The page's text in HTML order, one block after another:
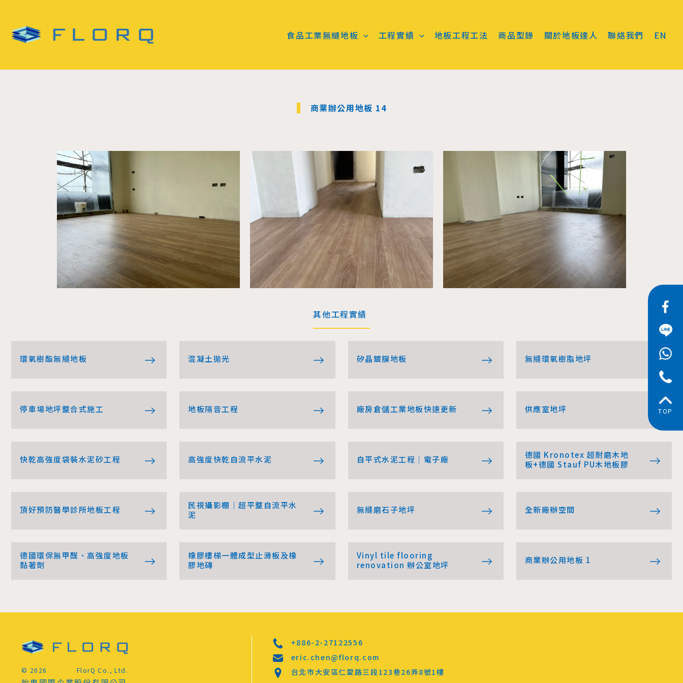
食品工業無縫地板 工程實績 地板工程工法 商品型錄 關於地板達人 聯絡我們 EN
TOP
商業辦公用地板 14
其他工程實績
環氧樹酯無縫地板 混凝土拋光 矽晶鍍膜地板 無縫環氧樹脂地坪
停車場地坪整合式施工 地板隔音工程 廠房倉儲工業地板快速更新 供應室地坪
快乾高強度袋裝水泥砂工程 高強度快乾自流平水泥 自平式水泥工程｜電子廠
德國 Kronotex 超耐磨木地
板+德國 Stauf PU木地板膠
頂好預防醫學診所地板工程
民視攝影棚｜超平整自流平水
泥
無縫磨石子地坪 全新廠辦空間
德國環保無甲醛、高強度地板
黏著劑
橡膠樓梯一體成型止滑板及橡
膠地磚
Vinyl tile flooring
renovation 辦公室地坪
商業辦公用地板 1
© 2026 FlorQ Co., Ltd.
+886-2-27122556
eric.chen@florq.com
台北市大安區仁愛路三段123巷26弄8號1樓